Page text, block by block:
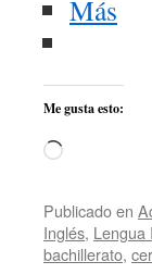
Más
Me gusta esto:
Cargando...
Publicado en
Inglés, Lengua
bachillerato,